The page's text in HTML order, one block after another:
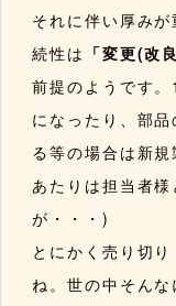
それに伴い厚み
続性は 「変更(改
前提のようです
になったり、部
る等の場合は新
あたりは担当者
が・・・)
とにかく売り切
ね。世の中そんな